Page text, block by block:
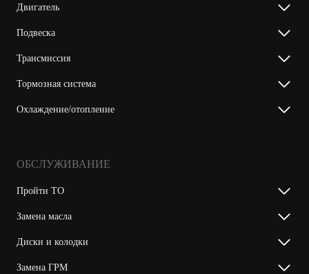
Двигатель
Подвеска
Трансмиссия
Тормозная система
Охлаждение/отопление
ОБСЛУЖИВАНИЕ
Пройти ТО
Замена масла
Диски и колодки
Замена ГРМ